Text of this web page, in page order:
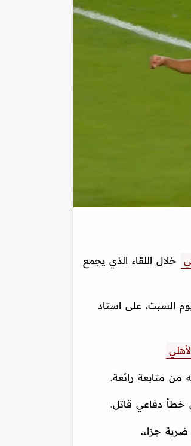
خلال اللقاء الذي يجمع
السبت، على استاد